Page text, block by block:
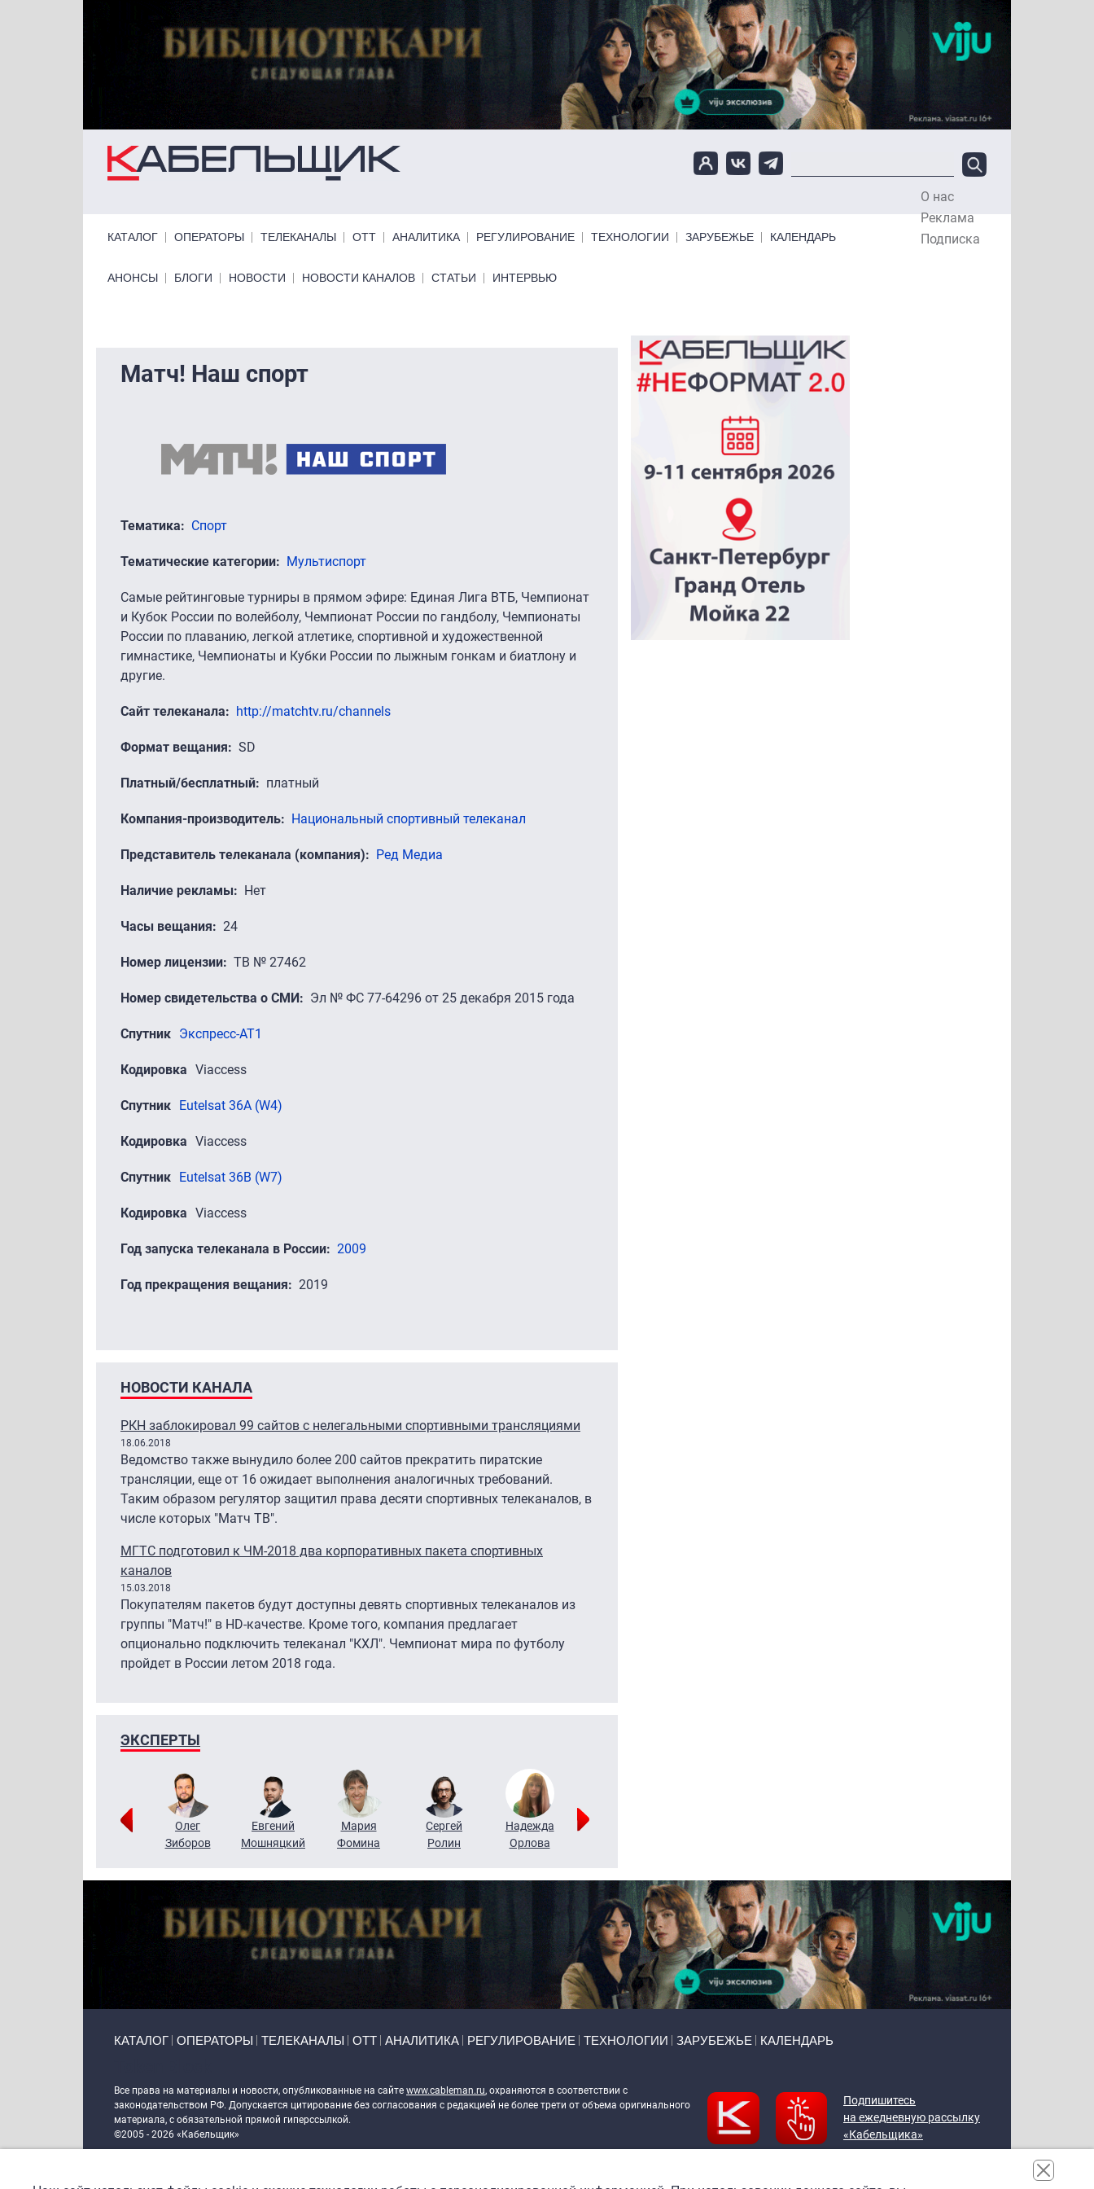
О нас
Реклама
Подписка
КАТАЛОГ ОПЕРАТОРЫ ТЕЛЕКАНАЛЫ ОТТ АНАЛИТИКА РЕГУЛИРОВАНИЕ ТЕХНОЛОГИИ ЗАРУБЕЖЬЕ КАЛЕНДАРЬ
Primary links bottom
АНОНСЫ БЛОГИ НОВОСТИ НОВОСТИ КАНАЛОВ СТАТЬИ ИНТЕРВЬЮ
Матч! Наш спорт
Тематика Спорт
Тематические категории Мультиспорт
Самые рейтинговые турниры в прямом эфире: Единая Лига ВТБ, Чемпионат
и Кубок России по волейболу, Чемпионат России по гандболу, Чемпионаты
России по плаванию, легкой атлетике, спортивной и художественной
гимнастике, Чемпионаты и Кубки России по лыжным гонкам и биатлону и
другие.
Сайт телеканала http://matchtv.ru/channels
Формат вещания SD
Платный/бесплатный платный
Компания-производитель Национальный спортивный телеканал
Представитель телеканала (компания) Ред Медиа
Наличие рекламы Нет
Часы вещания 24
Номер лицензии ТВ № 27462
Номер свидетельства о СМИ Эл № ФС 77-64296 от 25 декабря 2015 года
Спутник Экспресс-АТ1
Кодировка Viaccess
Спутник Eutelsat 36A (W4)
Кодировка Viaccess
Спутник Eutelsat 36B (W7)
Кодировка Viaccess
Год запуска телеканала в России 2009
Год прекращения вещания 2019
НОВОСТИ КАНАЛА
РКН заблокировал 99 сайтов с нелегальными спортивными трансляциями
18.06.2018
Ведомство также вынудило более 200 сайтов прекратить пиратские
трансляции, еще от 16 ожидает выполнения аналогичных требований.
Таким образом регулятор защитил права десяти спортивных телеканалов, в
числе которых "Матч ТВ".
МГТС подготовил к ЧМ-2018 два корпоративных пакета спортивных
каналов
15.03.2018
Покупателям пакетов будут доступны девять спортивных телеканалов из
группы "Матч!" в HD-качестве. Кроме того, компания предлагает
опционально подключить телеканал "КХЛ". Чемпионат мира по футболу
пройдет в России летом 2018 года.
ЭКСПЕРТЫ
Григорий
Олег
Зиборов
Евгений
Мошняцкий
Мария
Фомина
Сергей
Ролин
Надежда
Орлова
КАТАЛОГ ОПЕРАТОРЫ ТЕЛЕКАНАЛЫ ОТТ АНАЛИТИКА РЕГУЛИРОВАНИЕ ТЕХНОЛОГИИ ЗАРУБЕЖЬЕ КАЛЕНДАРЬ
Все права на материалы и новости, опубликованные на сайте www.cableman.ru, охраняются в соответствии с
законодательством РФ. Допускается цитирование без согласования с редакцией не более трети от объема оригинального
материала, с обязательной прямой гиперссылкой.
©2005 - 2026 «Кабельщик»
Подпишитесь
на ежедневную рассылку
«Кабельщика»